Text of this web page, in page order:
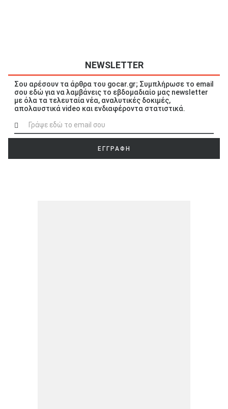
NEWSLETTER
Σου αρέσουν τα άρθρα του gocar.gr; Συμπλήρωσε το email
σου εδώ για να λαμβάνεις το εβδομαδιαίο μας newsletter
με όλα τα τελευταία νέα, αναλυτικές δοκιμές,
απολαυστικά video και ενδιαφέροντα στατιστικά.
ΕΓΓΡΑΦΗ